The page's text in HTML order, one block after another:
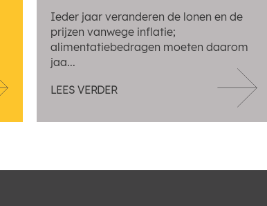
Ieder jaar veranderen de lonen en de
prijzen vanwege inflatie;
alimentatiebedragen moeten daarom
jaa...
LEES VERDER